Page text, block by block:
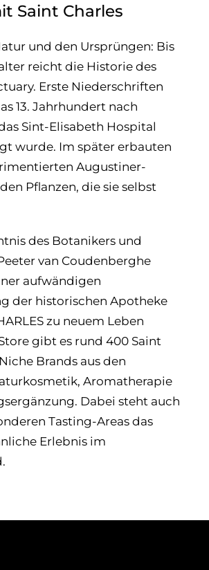
Saint Charles
und den Ursprüngen: Bis
reicht die Historie des
Erste Niederschriften
13. Jahrhundert nach
Sint-Elisabeth Hospital
wurde. Im später erbauten
Augustiner-
Pflanzen, die sie selbst
des Botanikers und
van Coudenberghe
aufwändigen
der historischen Apotheke
zu neuem Leben
gibt es rund 400 Saint
Brands aus den
Aromatherapie
Dabei steht auch
Tasting-Areas das
Erlebnis im